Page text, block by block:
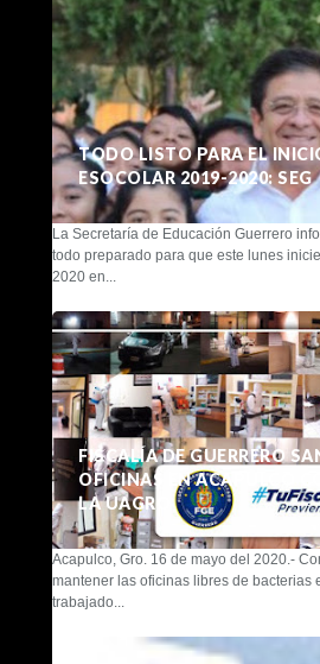
TODO LISTO PARA EL
ESOCOLAR 2019-2020: SEG
La Secretaría de Educación Guerrero
todo preparado para que este lunes
2020 en...
FISCALÍA DE GUERRERO
OFICINAS EN ACAPULCO
LA UAGRO
Acapulco, Gro. 16 de mayo del 2020.-
mantener las oficinas libres de bacterias
trabajado...